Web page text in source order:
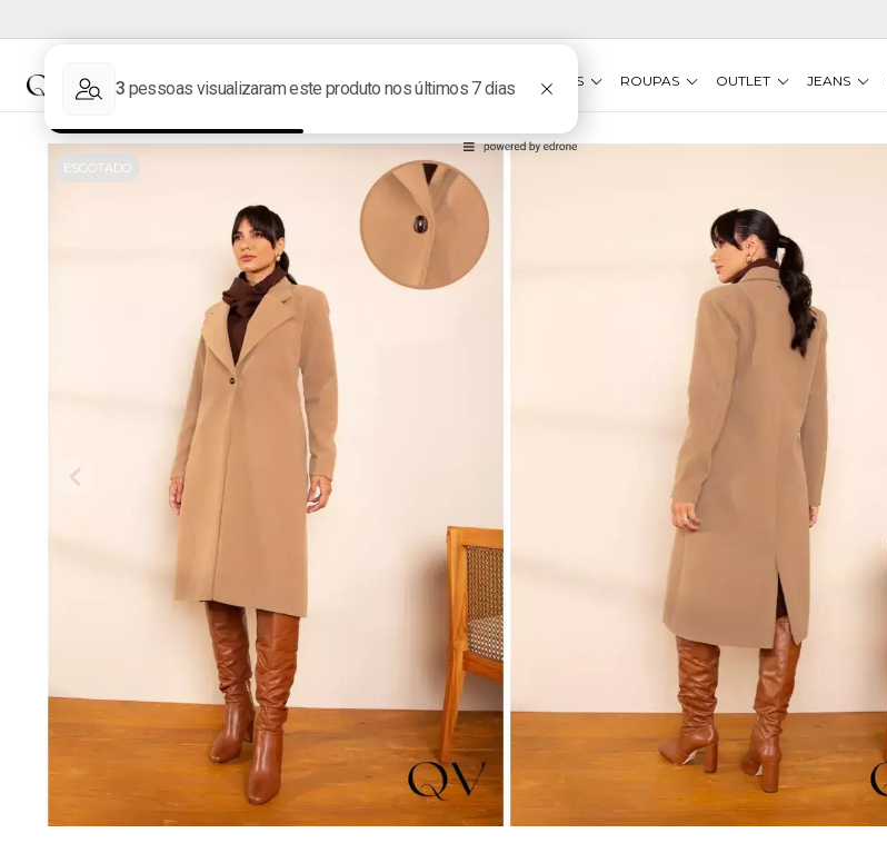
NOVIDADES MARCAS VESTIDOS ROUPAS OUTLET JEANS
ESGOTADO